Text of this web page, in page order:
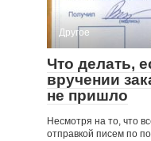
Другое
Что делать,
вручении
не пришло
Несмотря на то, что
отправкой писем по